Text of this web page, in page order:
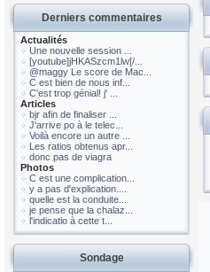
Derniers commentaires
Actualités
Une nouvelle session ...
[youtube]jHKASzcm1lw[/...
@maggy Le score de Mac...
C est bien de nous inf...
C'est trop génial! j' ...
Articles
bjr afin de finaliser ...
J'arrive po à le telec...
Voilà encore un autre ...
Les ratios obtenus apr...
donc pas de viagra
Photos
C est une complication...
y a pas d'explication....
quelle est la conduite...
je pense que la chalaz...
l'indicatio à cette t...
Sondage